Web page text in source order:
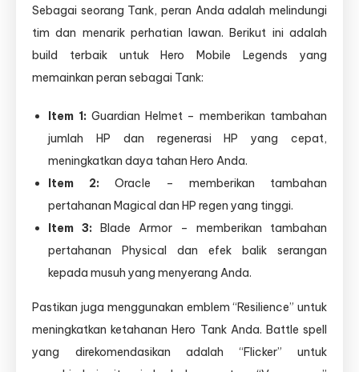
Sebagai seorang Tank, peran Anda adalah melindungi
tim dan menarik perhatian lawan. Berikut ini adalah
build terbaik untuk Hero Mobile Legends yang
memainkan peran sebagai Tank:
Item 1: Guardian Helmet – memberikan tambahan
jumlah HP dan regenerasi HP yang cepat,
meningkatkan daya tahan Hero Anda.
Item 2: Oracle – memberikan tambahan
pertahanan Magical dan HP regen yang tinggi.
Item 3: Blade Armor – memberikan tambahan
pertahanan Physical dan efek balik serangan
kepada musuh yang menyerang Anda.
Pastikan juga menggunakan emblem “Resilience” untuk
meningkatkan ketahanan Hero Tank Anda. Battle spell
yang direkomendasikan adalah “Flicker” untuk